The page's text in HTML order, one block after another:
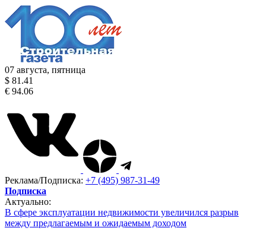
07 августа, пятница
$ 81.41
€ 94.06
Реклама/Подписка: +7 (495) 987-31-49
Подписка
Актуально:
В сфере эксплуатации недвижимости увеличился разрыв
между предлагаемым и ожидаемым доходом